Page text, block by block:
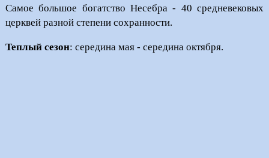
Самое большое богатство Несебра - 40 средневековых
церквей разной степени сохранности.
Теплый сезон: середина мая - середина октября.